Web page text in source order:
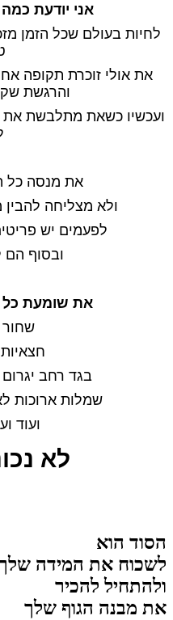
אני יודעת
לחיות בעולם שכל הזמן
את אולי זוכרת תקופה
והרגשת
ועכשיו כשאת מתלבשת
את מנסה כל
ולא מצליחה להבין
לפעמים יש
ובסוף הם
את שומעת כל
שחור
בגד רחב
שמלות ארוכות
ועוד
לא
הסוד הוא
לשכוח את המידה
ולהתחיל להכיר
את מבנה הגוף שלך